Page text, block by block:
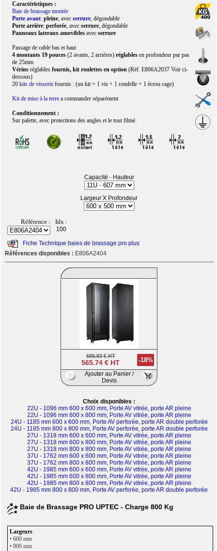
Caractéristiques :
Baie de brassage montée
Porte avant: pleine, avecserrure, dégondable
Porte arrière:perforée, avecserrure, dégondable
Panneaux lateraux amoviblesavecserrure
Passage de cable bas et haut
4 montants 19 pouces(2 avants, 2 arrières) réglablesen profondeur par pas
de 25mm
Vérins réglablesfournis, kit roulettes en option(Réf. E806A2037 Voir ci-
dessous)
20kits de visserie fournis : (un kit = 1 vis + 1 rondelle + 1 écrou cage)
Kit de mise à la terre a commander séparément
Conditionnement :
Sur palette, avec protections des angles et le tout filmé.
Capacité - Hauteur
Largeur X Profondeur
Référence : Idx :
100
Fiche Technique baies de brassage pro plus
Références disponibles : E806A2404
689.93 € HT
565.74 € HT -18%
Ajouter au Panier /
Devis
Choix disponibles :
22U - 1096 mm 600 x 600 mm, Porte AV vitrée, porte AR pleine
22U - 1096 mm 600 x 800 mm, Porte AV vitrée, porte AR pleine
24U - 1185 mm 600 x 600 mm, Porte AV perforée, porte AR double perforée
24U - 1185 mm 800 x 800 mm, Porte AV perforée, porte AR double perforée
27U - 1318 mm 600 x 600 mm, Porte AV vitrée, porte AR pleine
27U - 1318 mm 600 x 800 mm, Porte AV vitrée, porte AR pleine
27U - 1318 mm 800 x 800 mm, Porte AV vitrée, porte AR pleine
37U - 1762 mm 600 x 600 mm, Porte AV vitrée, porte AR pleine
37U - 1762 mm 800 x 800 mm, Porte AV vitrée, porte AR pleine
42U - 1985 mm 600 x 600 mm, Porte AV vitrée, porte AR pleine
42U - 1985 mm 600 x 800 mm, Porte AV vitrée, porte AR pleine
42U - 1985 mm 800 x 800 mm, Porte AV vitrée, porte AR pleine
42U - 1985 mm 800 x 800 mm, Porte AV perforée, porte AR double perforée
Baie de Brassage PRO UPTEC - Charge 800 Kg
• 600 mm
• 800 mm